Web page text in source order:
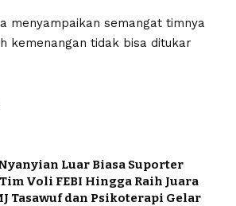
menyampaikan semangat timnya
kemenangan tidak bisa ditukar
Luar Biasa Suporter
Voli FEBI Hingga Raih Juara
Tasawuf dan Psikoterapi Gelar